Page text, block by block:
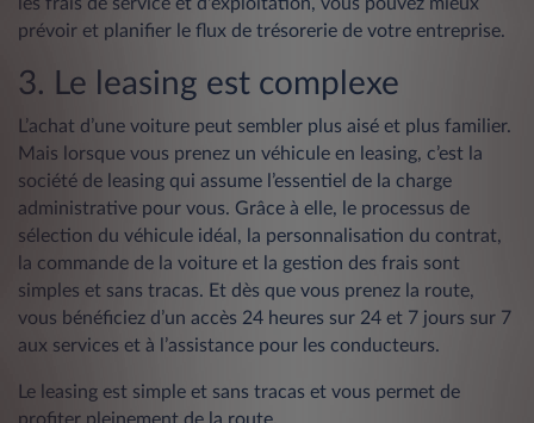
prévoir et planifier le flux de trésorerie de votre entreprise.
3. Le leasing est complexe
L’achat d’une voiture peut sembler plus aisé et plus familier.
Mais lorsque vous prenez un véhicule en leasing, c’est la
société de leasing qui assume l’essentiel de la charge
administrative pour vous. Grâce à elle, le processus de
sélection du véhicule idéal, la personnalisation du contrat,
la commande de la voiture et la gestion des frais sont
simples et sans tracas. Et dès que vous prenez la route,
vous bénéficiez d’un accès 24 heures sur 24 et 7 jours sur 7
aux services et à l’assistance pour les conducteurs.
Le leasing est simple et sans tracas et vous permet de
profiter pleinement de la route.